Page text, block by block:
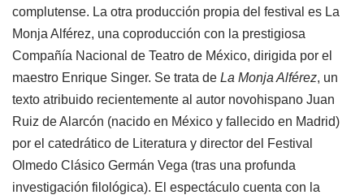
complutense. La otra producción propia del festival es La
Monja Alférez, una coproducción con la prestigiosa
Compañía Nacional de Teatro de México, dirigida por el
maestro Enrique Singer. Se trata de La Monja Alférez, un
texto atribuido recientemente al autor novohispano Juan
Ruiz de Alarcón (nacido en México y fallecido en Madrid)
por el catedrático de Literatura y director del Festival
Olmedo Clásico Germán Vega (tras una profunda
investigación filológica). El espectáculo cuenta con la